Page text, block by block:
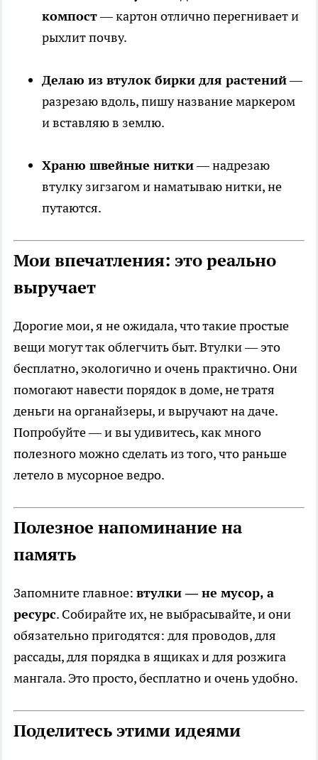
компост— картон отлично перегнивает и
рыхлит почву.
Делаю из втулок бирки для растений—
разрезаю вдоль, пишу название маркером
и вставляю в землю.
Храню швейные нитки— надрезаю
втулку зигзагом и наматываю нитки, не
путаются.
Мои впечатления: это реально
выручает
Дорогие мои, я не ожидала, что такие простые
вещи могут так облегчить быт. Втулки — это
бесплатно, экологично и очень практично. Они
помогают навести порядок в доме, не тратя
деньги на органайзеры, и выручают на даче.
Попробуйте — и вы удивитесь, как много
полезного можно сделать из того, что раньше
летело в мусорное ведро.
Полезное напоминание на
память
Запомните главное: втулки — не мусор, а
ресурс. Собирайте их, не выбрасывайте, и они
обязательно пригодятся: для проводов, для
рассады, для порядка в ящиках и для розжига
мангала. Это просто, бесплатно и очень удобно.
Поделитесь этими идеями